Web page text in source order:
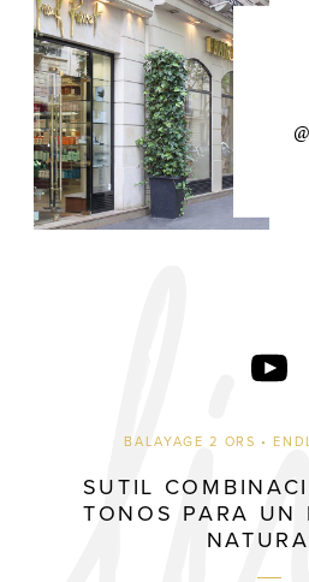
BALAYAGE 2 ORS •
SUTIL
TONOS PARA UN